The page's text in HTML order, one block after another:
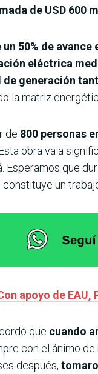
de USD 600
un 50% de
eléctrica
de generación
la matriz
de 800 personas
obra va a
Esperamos que
un
apoyo de
que cuando
con el ánimo
después,